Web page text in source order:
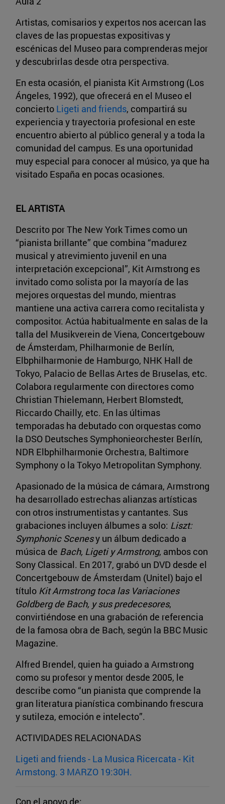
Artistas, comisarios y expertos nos acercan las
claves de las propuestas expositivas y
escénicas del Museo para comprenderas mejor
y descubrirlas desde otra perspectiva.
En esta ocasión, el pianista Kit Armstrong (Los
Ángeles, 1992), que ofrecerá en el Museo el
concierto Ligeti and friends, compartirá su
experiencia y trayectoria profesional en este
encuentro abierto al público general y a toda la
comunidad del campus. Es una oportunidad
muy especial para conocer al músico, ya que ha
visitado España en pocas ocasiones.
EL ARTISTA
Descrito por The New York Times como un
“pianista brillante” que combina “madurez
musical y atrevimiento juvenil en una
interpretación excepcional”, Kit Armstrong es
invitado como solista por la mayoría de las
mejores orquestas del mundo, mientras
mantiene una activa carrera como recitalista y
compositor. Actúa habitualmente en salas de la
talla del Musikverein de Viena, Concertgebouw
de Ámsterdam, Philharmonie de Berlín,
Elbphilharmonie de Hamburgo, NHK Hall de
Tokyo, Palacio de Bellas Artes de Bruselas, etc.
Colabora regularmente con directores como
Christian Thielemann, Herbert Blomstedt,
Riccardo Chailly, etc. En las últimas
temporadas ha debutado con orquestas como
la DSO Deutsches Symphonieorchester Berlín,
NDR Elbphilharmonie Orchestra, Baltimore
Symphony o la Tokyo Metropolitan Symphony.
Apasionado de la música de cámara, Armstrong
ha desarrollado estrechas alianzas artísticas
con otros instrumentistas y cantantes. Sus
grabaciones incluyen álbumes a solo: Liszt:
Symphonic Scenesy un álbum dedicado a
música de Bach, Ligeti y Armstrong, ambos con
Sony Classical. En 2017, grabó un DVD desde el
Concertgebouw de Ámsterdam (Unitel) bajo el
título Kit Armstrong toca las Variaciones
Goldberg de Bach, y sus predecesores,
convirtiéndose en una grabación de referencia
de la famosa obra de Bach, según la BBC Music
Magazine.
Alfred Brendel, quien ha guiado a Armstrong
como su profesor y mentor desde 2005, le
describe como “un pianista que comprende la
gran literatura pianística combinando frescura
y sutileza, emoción e intelecto”.
ACTIVIDADES RELACIONADAS
Ligeti and friends - La Musica Ricercata - Kit
Armstong. 3 MARZO 19:30H.
Con el apoyo de: